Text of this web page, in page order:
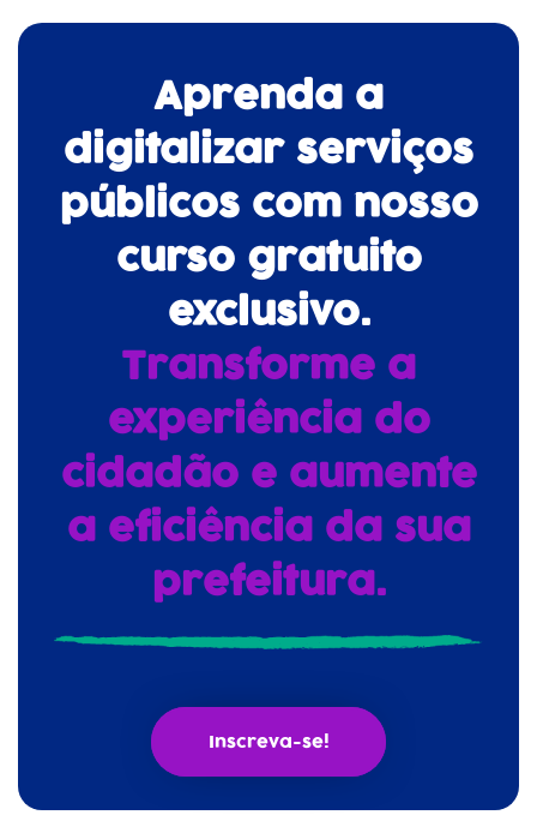
Aprenda a
digitalizar serviços
públicos com nosso
curso gratuito
exclusivo.
Transforme a
experiência do
cidadão e aumente
a eficiência da sua
prefeitura.
Inscreva-se!